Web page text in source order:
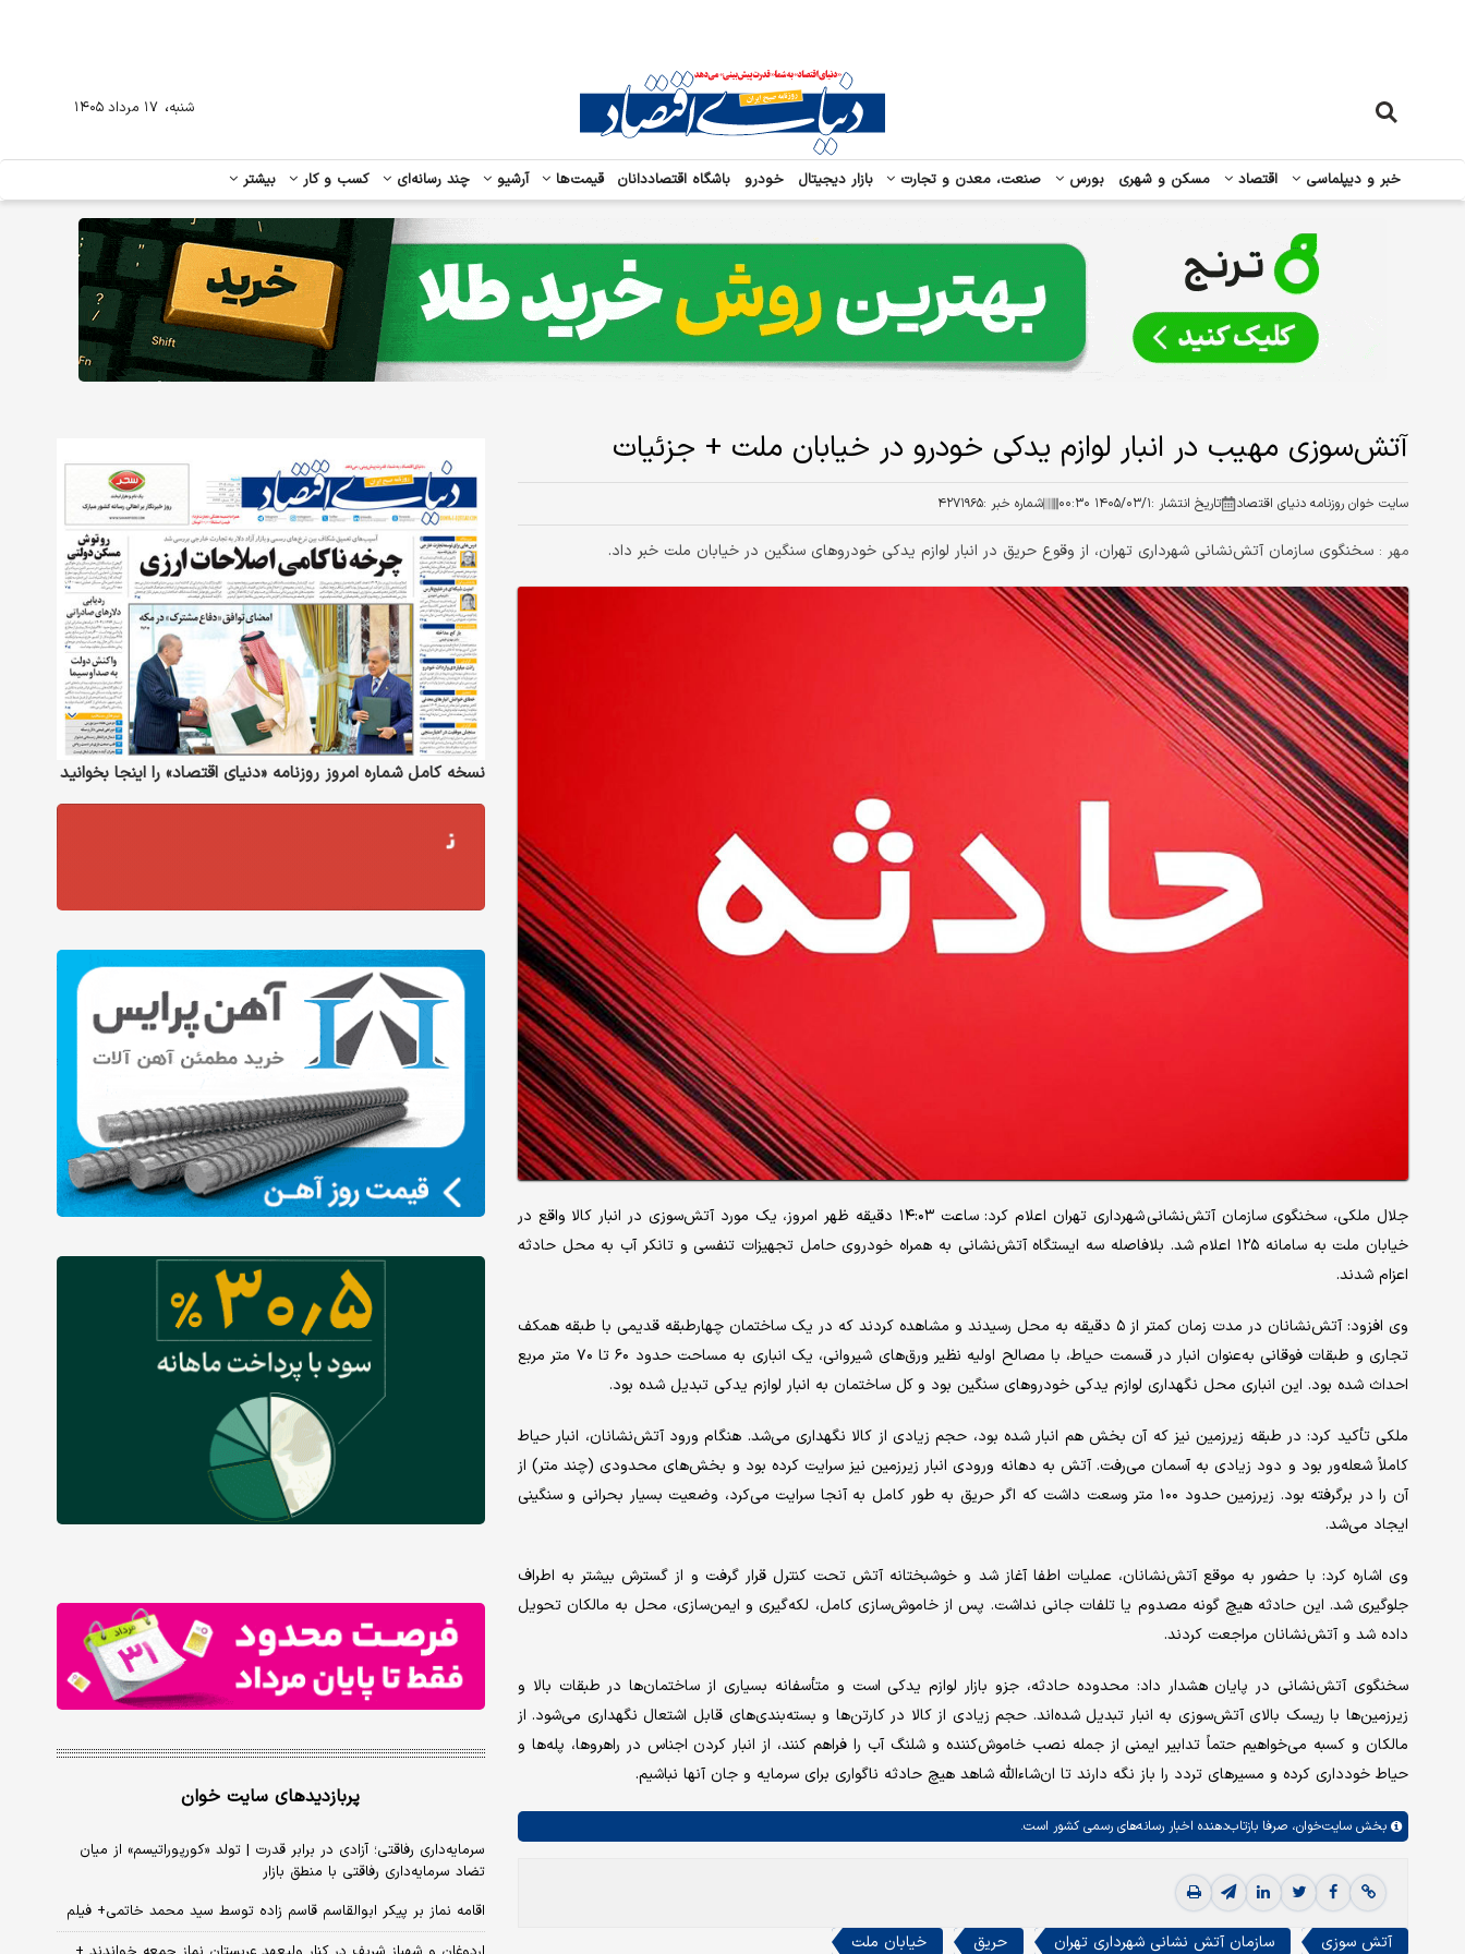
خبر و دیپلماسی اقتصاد مسکن و شهری بورس صنعت، معدن و تجارت بازار دیجیتال خودرو باشگاه اقتصاددانان قیمت‌ها آرشیو چند رسانه‌ای کسب و کار بیشتر
شنبه، ۱۷ مرداد ۱۴۰۵
آتش‌سوزی مهیب در انبار لوازم یدکی خودرو در خیابان ملت + جزئیات
سایت خوان روزنامه دنیای اقتصاد تاریخ انتشار :۱۴۰۵/۰۳/۱ ۰۰:۳۰ شماره خبر :۴۲۷۱۹۶۵
مهر : سخنگوی سازمان آتش‌نشانی شهرداری تهران، از وقوع حریق در انبار لوازم یدکی خودروهای سنگین در خیابان ملت خبر داد.
جلال ملکی، سخنگوی سازمان آتش‌نشانی شهرداری تهران اعلام کرد: ساعت ۱۴:۰۳ دقیقه ظهر امروز، یک مورد آتش‌سوزی در انبار کالا واقع در
خیابان ملت به سامانه ۱۲۵ اعلام شد. بلافاصله سه ایستگاه آتش‌نشانی به همراه خودروی حامل تجهیزات تنفسی و تانکر آب به محل حادثه
اعزام شدند.
وی افزود: آتش‌نشانان در مدت زمان کمتر از ۵ دقیقه به محل رسیدند و مشاهده کردند که در یک ساختمان چهارطبقه قدیمی با طبقه همکف
تجاری و طبقات فوقانی به‌عنوان انبار در قسمت حیاط، با مصالح اولیه نظیر ورق‌های شیروانی، یک انباری به مساحت حدود ۶۰ تا ۷۰ متر مربع
احداث شده بود. این انباری محل نگهداری لوازم یدکی خودروهای سنگین بود و کل ساختمان به انبار لوازم یدکی تبدیل شده بود.
ملکی تأکید کرد: در طبقه زیرزمین نیز که آن بخش هم انبار شده بود، حجم زیادی از کالا نگهداری می‌شد. هنگام ورود آتش‌نشانان، انبار حیاط
کاملاً شعله‌ور بود و دود زیادی به آسمان می‌رفت. آتش به دهانه ورودی انبار زیرزمین نیز سرایت کرده بود و بخش‌های محدودی (چند متر) از
آن را در برگرفته بود. زیرزمین حدود ۱۰۰ متر وسعت داشت که اگر حریق به طور کامل به آنجا سرایت می‌کرد، وضعیت بسیار بحرانی و سنگینی
ایجاد می‌شد.
وی اشاره کرد: با حضور به موقع آتش‌نشانان، عملیات اطفا آغاز شد و خوشبختانه آتش تحت کنترل قرار گرفت و از گسترش بیشتر به اطراف
جلوگیری شد. این حادثه هیچ گونه مصدوم یا تلفات جانی نداشت. پس از خاموش‌سازی کامل، لکه‌گیری و ایمن‌سازی، محل به مالکان تحویل
داده شد و آتش‌نشانان مراجعت کردند.
سخنگوی آتش‌نشانی در پایان هشدار داد: محدوده حادثه، جزو بازار لوازم یدکی است و متأسفانه بسیاری از ساختمان‌ها در طبقات بالا و
زیرزمین‌ها با ریسک بالای آتش‌سوزی به انبار تبدیل شده‌اند. حجم زیادی از کالا در کارتن‌ها و بسته‌بندی‌های قابل اشتعال نگهداری می‌شود. از
مالکان و کسبه می‌خواهیم حتماً تدابیر ایمنی از جمله نصب خاموش‌کننده و شلنگ آب را فراهم کنند، از انبار کردن اجناس در راهروها، پله‌ها و
حیاط خودداری کرده و مسیرهای تردد را باز نگه دارند تا ان‌شاءالله شاهد هیچ حادثه ناگواری برای سرمایه و جان آنها نباشیم.
بخش سایت‌خوان، صرفا بازتاب‌دهنده اخبار رسانه‌های رسمی کشور است.
آتش سوزی سازمان آتش نشانی شهرداری تهران حریق خیابان ملت
نسخه کامل شماره امروز روزنامه «دنیای‌ اقتصاد» را اینجا بخوانید
پربازدیدهای سایت خوان
سرمایه‌داری رفاقتی؛ آزادی در برابر قدرت | تولد «کورپوراتیسم» از میان
تضاد سرمایه‌داری رفاقتی با منطق بازار
اقامه نماز بر پیکر ابوالقاسم قاسم زاده توسط سید محمد خاتمی+ فیلم